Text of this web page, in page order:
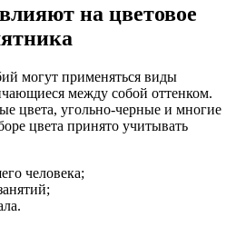
на цветовое
могут применяться виды
между собой оттенком.
цвета, угольно-черные и многие
цвета принято учитывать
человека;